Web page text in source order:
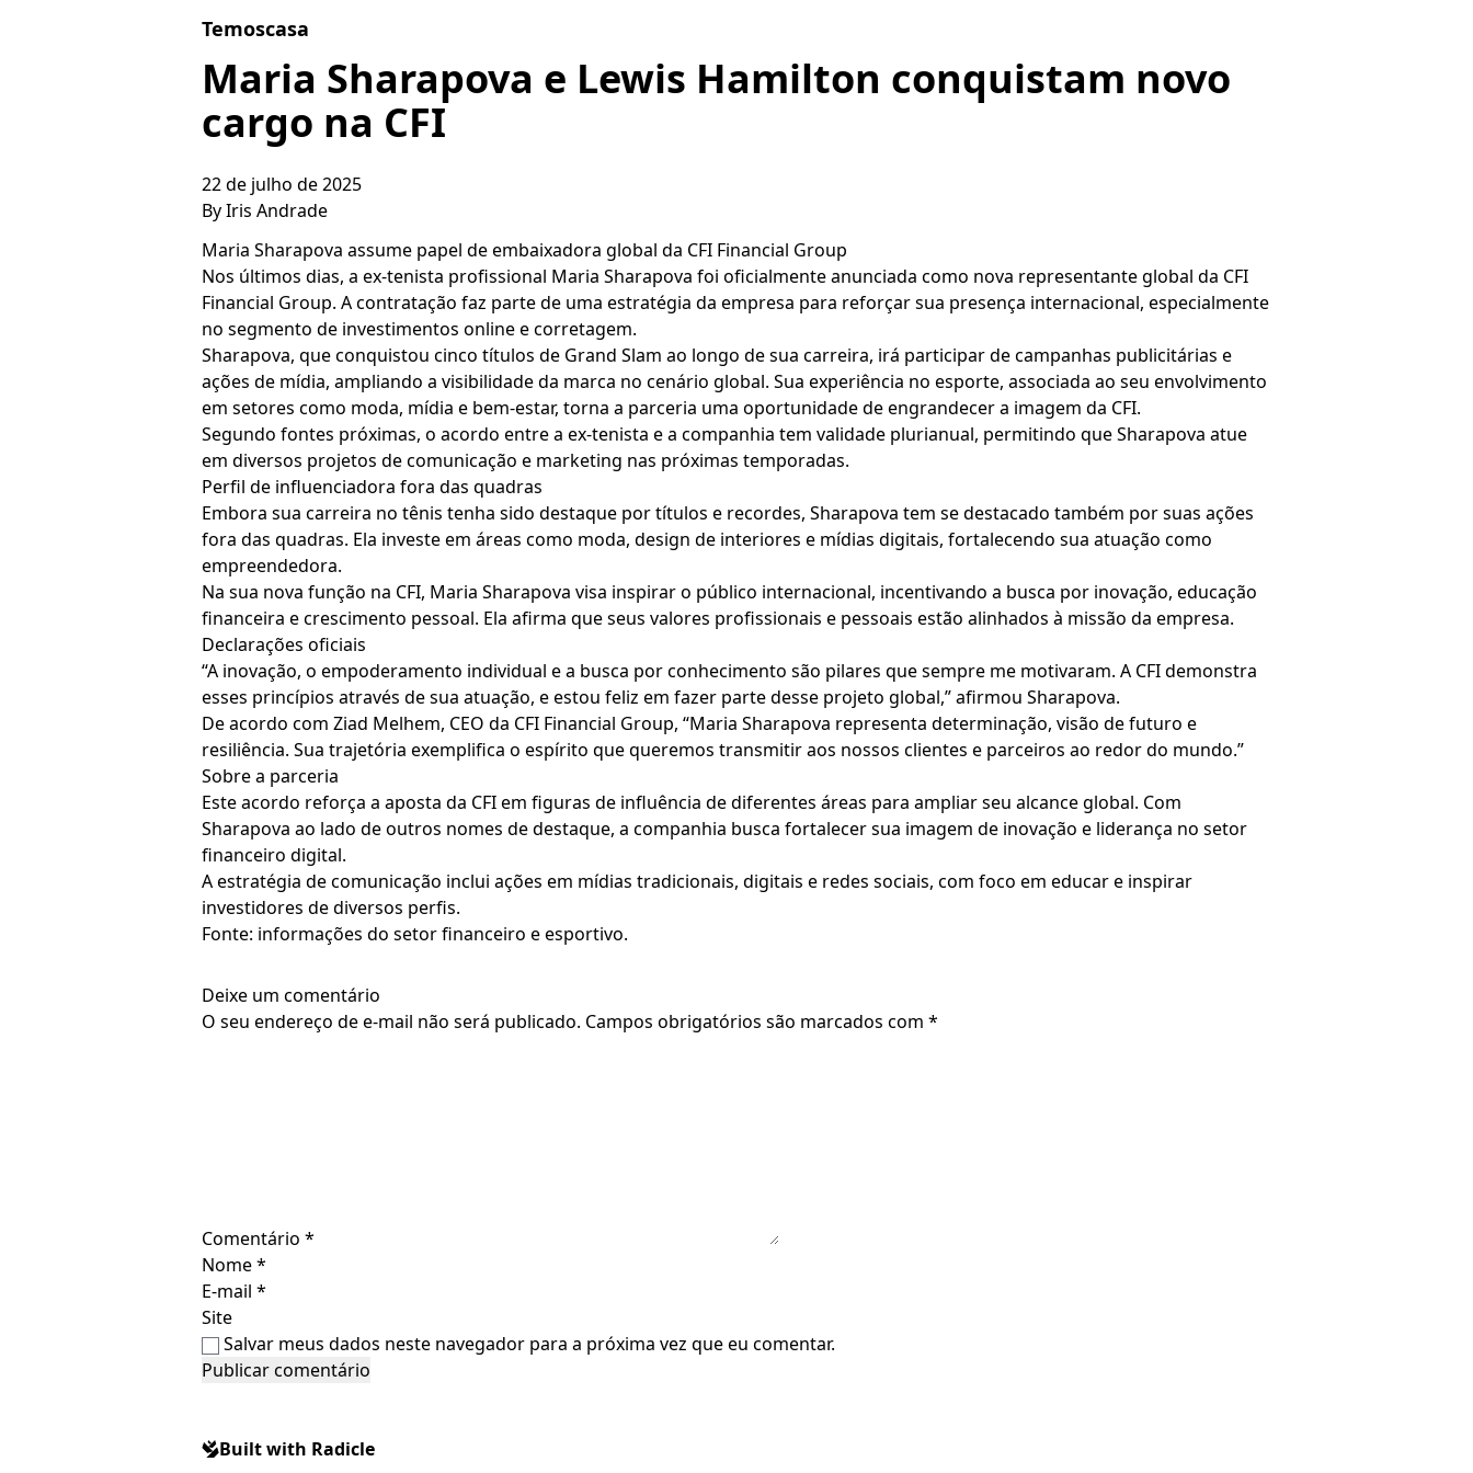
Temoscasa
Maria Sharapova e Lewis Hamilton conquistam novo
cargo na CFI
22 de julho de 2025
ByIris Andrade
Maria Sharapova assume papel de embaixadora global da CFI Financial Group
Nos últimos dias, a ex-tenista profissional Maria Sharapova foi oficialmente anunciada como nova representante global da CFI
Financial Group. A contratação faz parte de uma estratégia da empresa para reforçar sua presença internacional, especialmente
no segmento de investimentos online e corretagem.
Sharapova, que conquistou cinco títulos de Grand Slam ao longo de sua carreira, irá participar de campanhas publicitárias e
ações de mídia, ampliando a visibilidade da marca no cenário global. Sua experiência no esporte, associada ao seu envolvimento
em setores como moda, mídia e bem-estar, torna a parceria uma oportunidade de engrandecer a imagem da CFI.
Segundo fontes próximas, o acordo entre a ex-tenista e a companhia tem validade plurianual, permitindo que Sharapova atue
em diversos projetos de comunicação e marketing nas próximas temporadas.
Perfil de influenciadora fora das quadras
Embora sua carreira no tênis tenha sido destaque por títulos e recordes, Sharapova tem se destacado também por suas ações
fora das quadras. Ela investe em áreas como moda, design de interiores e mídias digitais, fortalecendo sua atuação como
empreendedora.
Na sua nova função na CFI, Maria Sharapova visa inspirar o público internacional, incentivando a busca por inovação, educação
financeira e crescimento pessoal. Ela afirma que seus valores profissionais e pessoais estão alinhados à missão da empresa.
Declarações oficiais
“A inovação, o empoderamento individual e a busca por conhecimento são pilares que sempre me motivaram. A CFI demonstra
esses princípios através de sua atuação, e estou feliz em fazer parte desse projeto global,” afirmou Sharapova.
De acordo com Ziad Melhem, CEO da CFI Financial Group, “Maria Sharapova representa determinação, visão de futuro e
resiliência. Sua trajetória exemplifica o espírito que queremos transmitir aos nossos clientes e parceiros ao redor do mundo.”
Sobre a parceria
Este acordo reforça a aposta da CFI em figuras de influência de diferentes áreas para ampliar seu alcance global. Com
Sharapova ao lado de outros nomes de destaque, a companhia busca fortalecer sua imagem de inovação e liderança no setor
financeiro digital.
A estratégia de comunicação inclui ações em mídias tradicionais, digitais e redes sociais, com foco em educar e inspirar
investidores de diversos perfis.
Fonte: informações do setor financeiro e esportivo.
Deixe um comentário
O seu endereço de e-mail não será publicado. Campos obrigatórios são marcados com *
Comentário *
Nome*
E-mail *
Site
Salvar meus dados neste navegador para a próxima vez que eu comentar.
Built with Radicle